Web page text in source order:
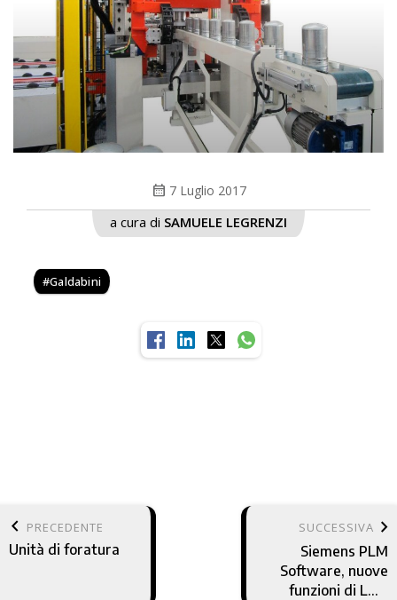
calendar_month 7 Luglio 2017
a cura di SAMUELE LEGRENZI
Galdabini
keyboard_arrow_left PRECEDENTE
Unità di foratura
SUCCESSIVA keyboard_arrow_right
Siemens PLM
Software, nuove
funzioni di LMS